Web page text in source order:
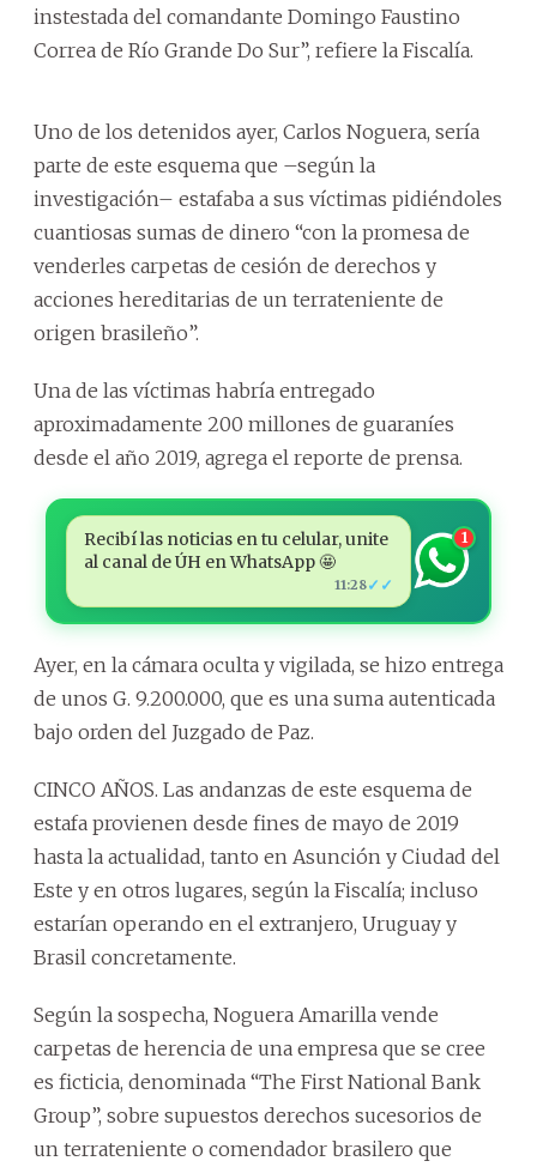
instestada del comandante Domingo Faustino
Correa de Río Grande Do Sur”, refiere la Fiscalía.
Uno de los detenidos ayer, Carlos Noguera, sería
parte de este esquema que –según la
investigación– estafaba a sus víctimas pidiéndoles
cuantiosas sumas de dinero “con la promesa de
venderles carpetas de cesión de derechos y
acciones hereditarias de un terrateniente de
origen brasileño”.
Una de las víctimas habría entregado
aproximadamente 200 millones de guaraníes
desde el año 2019, agrega el reporte de prensa.
Recibí las noticias en tu celular, unite
al canal de ÚH en WhatsApp 🤩
11:28✓✓
1
Ayer, en la cámara oculta y vigilada, se hizo entrega
de unos G. 9.200.000, que es una suma autenticada
bajo orden del Juzgado de Paz.
CINCO AÑOS. Las andanzas de este esquema de
estafa provienen desde fines de mayo de 2019
hasta la actualidad, tanto en Asunción y Ciudad del
Este y en otros lugares, según la Fiscalía; incluso
estarían operando en el extranjero, Uruguay y
Brasil concretamente.
Según la sospecha, Noguera Amarilla vende
carpetas de herencia de una empresa que se cree
es ficticia, denominada “The First National Bank
Group”, sobre supuestos derechos sucesorios de
un terrateniente o comendador brasilero que